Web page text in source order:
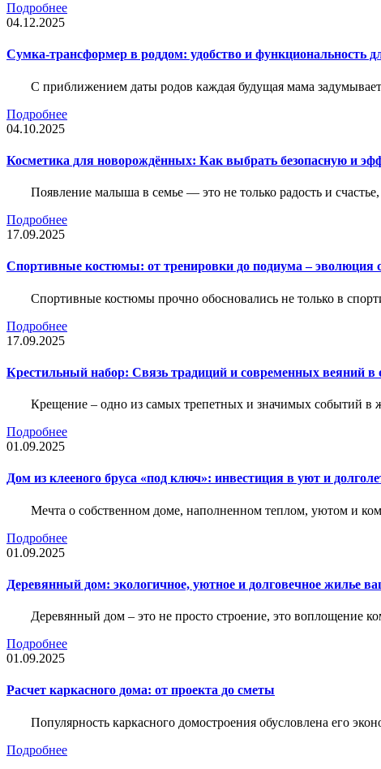
Подробнее
04.12.2025
Сумка-трансформер в роддом: удобство и функциональность
С приближением даты родов каждая будущая мама
Подробнее
04.10.2025
Косметика для новорождённых: Как выбрать безопасную и
Появление малыша в семье — это не только радость и
Подробнее
17.09.2025
Спортивные костюмы: от тренировки до подиума – эволюция
Спортивные костюмы прочно обосновались не только в
Подробнее
17.09.2025
Крестильный набор: Связь традиций и современных веяний в
Крещение – одно из самых трепетных и значимых событий в
Подробнее
01.09.2025
Дом из клееного бруса «под ключ»: инвестиция в уют и
Мечта о собственном доме, наполненном теплом, уютом и
Подробнее
01.09.2025
Деревянный дом: экологичное, уютное и долговечное жилье
Деревянный дом – это не просто строение, это воплощение
Подробнее
01.09.2025
Расчет каркасного дома: от проекта до сметы
Популярность каркасного домостроения обусловлена его
Подробнее